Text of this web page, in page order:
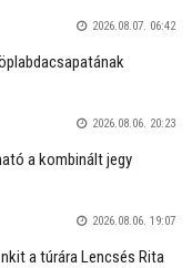
2026.08.07. 06:42
2026.08.06. 20:23
a kombinált jegy
2026.08.06. 19:07
a túrára Lencsés Rita